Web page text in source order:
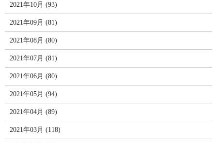
2021年10月 (93)
2021年09月 (81)
2021年08月 (80)
2021年07月 (81)
2021年06月 (80)
2021年05月 (94)
2021年04月 (89)
2021年03月 (118)